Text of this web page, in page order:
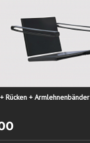
Rücken + Armlehnenbänder